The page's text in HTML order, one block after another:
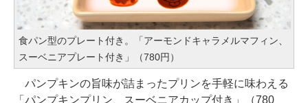
食パン型のプレート付き。「アーモンドキャラメルマフィン、
スーベニアプレート付き」（780円）
パンプキンの旨味が詰まったプリンを手軽に味わえる
「パンプキンプリン、スーベニアカップ付き」（780